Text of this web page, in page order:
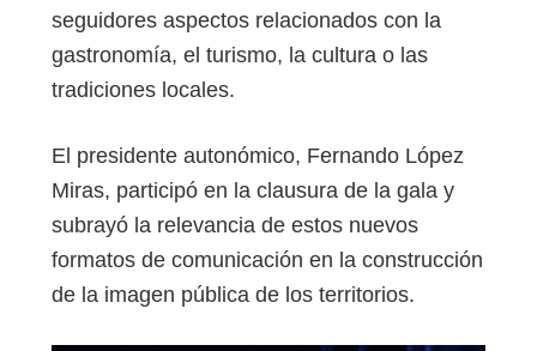
seguidores aspectos relacionados con la
gastronomía, el turismo, la cultura o las
tradiciones locales.
El presidente autonómico, Fernando López
Miras, participó en la clausura de la gala y
subrayó la relevancia de estos nuevos
formatos de comunicación en la construcción
de la imagen pública de los territorios.